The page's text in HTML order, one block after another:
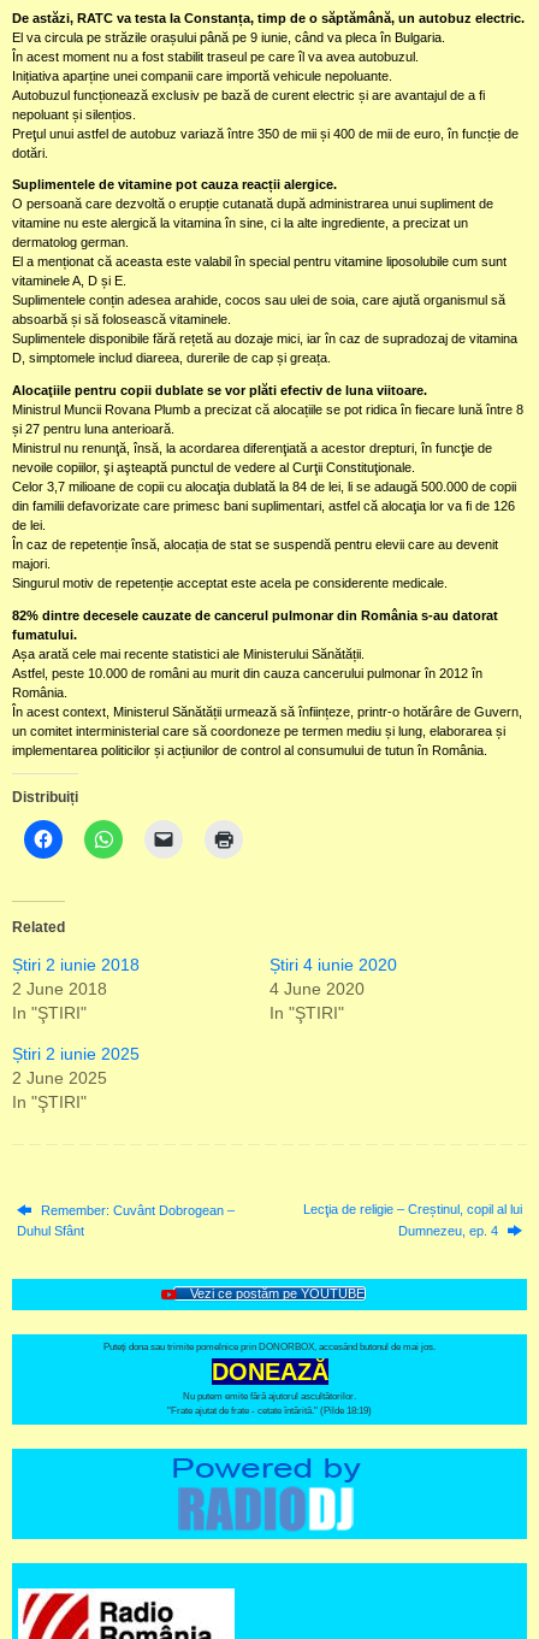
De astăzi, RATC va testa la Constanța, timp de o săptămână, un autobuz electric.
El va circula pe străzile orașului până pe 9 iunie, când va pleca în Bulgaria.
În acest moment nu a fost stabilit traseul pe care îl va avea autobuzul.
Inițiativa aparține unei companii care importă vehicule nepoluante.
Autobuzul funcționează exclusiv pe bază de curent electric și are avantajul de a fi
nepoluant și silențios.
Preţul unui astfel de autobuz variază între 350 de mii și 400 de mii de euro, în funcție de
dotări.
Suplimentele de vitamine pot cauza reacții alergice.
O persoană care dezvoltă o erupție cutanată după administrarea unui supliment de
vitamine nu este alergică la vitamina în sine, ci la alte ingrediente, a precizat un
dermatolog german.
El a menționat că aceasta este valabil în special pentru vitamine liposolubile cum sunt
vitaminele A, D și E.
Suplimentele conțin adesea arahide, cocos sau ulei de soia, care ajută organismul să
absoarbă și să folosească vitaminele.
Suplimentele disponibile fără rețetă au dozaje mici, iar în caz de supradozaj de vitamina
D, simptomele includ diareea, durerile de cap și greața.
Alocaţiile pentru copii dublate se vor plăti efectiv de luna viitoare.
Ministrul Muncii Rovana Plumb a precizat că alocațiile se pot ridica în fiecare lună între 8
și 27 pentru luna anterioară.
Ministrul nu renunţă, însă, la acordarea diferenţiată a acestor drepturi, în funcţie de
nevoile copiilor, şi aşteaptă punctul de vedere al Curţii Constituţionale.
Celor 3,7 milioane de copii cu alocaţia dublată la 84 de lei, li se adaugă 500.000 de copii
din familii defavorizate care primesc bani suplimentari, astfel că alocaţia lor va fi de 126
de lei.
În caz de repetenție însă, alocația de stat se suspendă pentru elevii care au devenit
majori.
Singurul motiv de repetenție acceptat este acela pe considerente medicale.
82% dintre decesele cauzate de cancerul pulmonar din România s-au datorat
fumatului.
Așa arată cele mai recente statistici ale Ministerului Sănătății.
Astfel, peste 10.000 de români au murit din cauza cancerului pulmonar în 2012 în
România.
În acest context, Ministerul Sănătății urmează să înființeze, printr-o hotărâre de Guvern,
un comitet interministerial care să coordoneze pe termen mediu și lung, elaborarea și
implementarea politicilor și acțiunilor de control al consumului de tutun în România.
Distribuiți
Related
Știri 2 iunie 2018
2 June 2018
In "ŞTIRI"
Știri 4 iunie 2020
4 June 2020
In "ŞTIRI"
Știri 2 iunie 2025
2 June 2025
In "ŞTIRI"
Remember: Cuvânt Dobrogean –
Duhul Sfânt
Lecţia de religie – Creștinul, copil al lui
Dumnezeu, ep. 4
Vezi ce postăm pe YOUTUBE
Puteți dona sau trimite pomelnice prin DONORBOX, accesând butonul de mai jos.
DONEAZĂ
Nu putem emite fără ajutorul ascultătorilor.
"Frate ajutat de frate - cetate întărită." (Pilde 18:19)